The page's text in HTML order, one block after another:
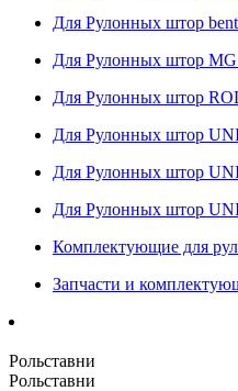
Для Рулонных штор
Для Рулонных штор
Для Рулонных штор
Для Рулонных штор
Для Рулонных штор
Для Рулонных штор
Комплектующие для
Запчасти и
Рольставни
Рольставни